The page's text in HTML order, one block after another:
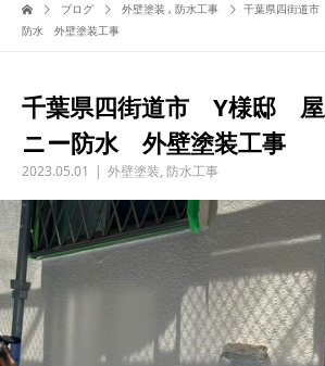
ブログ 外壁塗装 , 防水工事
千葉県四街道
防水 外壁塗装工事
千葉県四街道市 Y様邸 屋
ニー防水 外壁塗装工事
2023.05.01 外壁塗装, 防水工事